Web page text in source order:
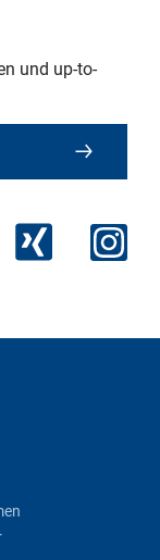
und up-to-